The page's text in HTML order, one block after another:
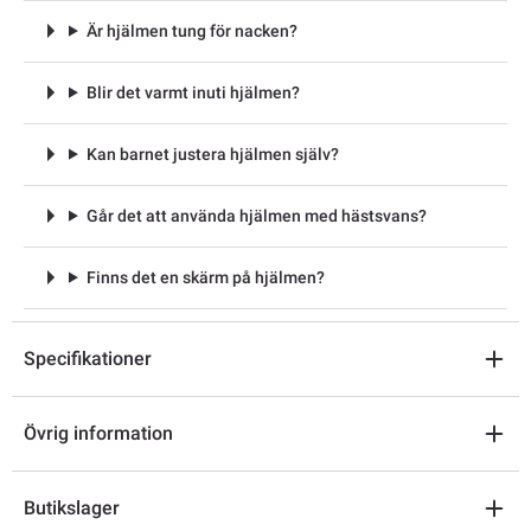
Är hjälmen tung för nacken?
Blir det varmt inuti hjälmen?
Kan barnet justera hjälmen själv?
Går det att använda hjälmen med hästsvans?
Finns det en skärm på hjälmen?
Specifikationer
Övrig information
Butikslager